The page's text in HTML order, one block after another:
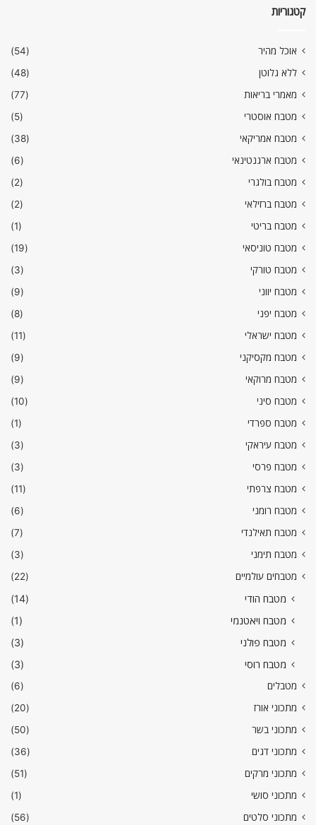
קטגוריות
אוכל מהיר
(54)
ללא גלוטן
(48)
מאמרי בריאות
(77)
מטבח אוסטרי
(5)
מטבח אמריקאי
(38)
מטבח ארגנטינאי
(6)
מטבח בולגרי
(2)
מטבח ברזילאי
(2)
מטבח בריטי
(1)
מטבח טוניסאי
(19)
מטבח טורקי
(3)
מטבח יווני
(9)
מטבח יפני
(8)
מטבח ישראלי
(11)
מטבח מקסיקני
(9)
מטבח מרוקאי
(9)
מטבח סיני
(10)
מטבח ספרדי
(1)
מטבח עיראקי
(3)
מטבח פרסי
(3)
מטבח צרפתי
(11)
מטבח רומני
(6)
מטבח תאילנדי
(7)
מטבח תימני
(3)
מטבחים עולמיים
(22)
מטבח הודי
(14)
מטבח ויאטנמי
(1)
מטבח פולני
(3)
מטבח רוסי
(3)
מטבלים
(6)
מתכוני אורז
(20)
מתכוני בשר
(50)
מתכוני דגים
(36)
מתכוני מרקים
(51)
מתכוני סושי
(1)
מתכוני סלטים
(56)